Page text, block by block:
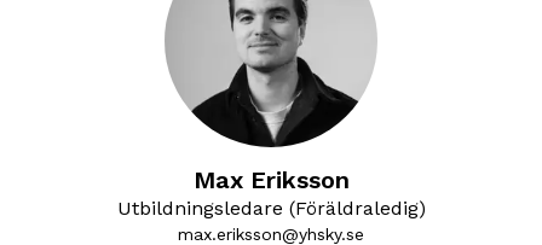
Max Eriksson
Utbildningsledare (Föräldraledig)
max.eriksson@yhsky.se